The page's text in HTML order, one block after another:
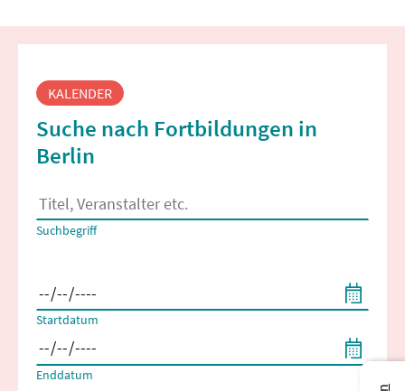
Fortbildungssuche
KALENDER
Suche nach Fortbildungen in
Berlin
Es erscheinen Suchvorschläge, wenn mindestens 2 Zeichen
Suchbegriff
Startdatum
Enddatum